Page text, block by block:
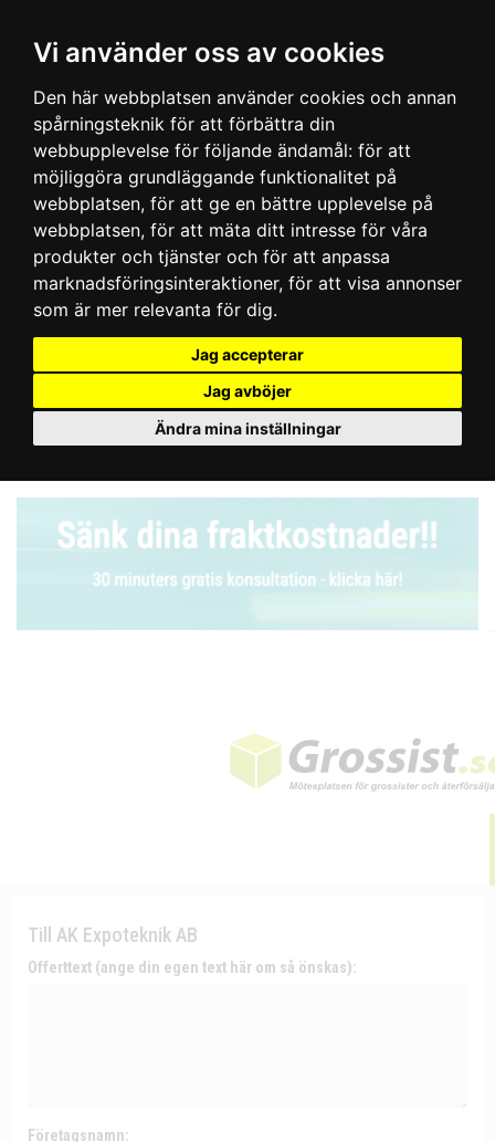
Vi använder oss av cookies
Den här webbplatsen använder cookies och annan
spårningsteknik för att förbättra din
webbupplevelse för följande ändamål: för att
möjliggöra grundläggande funktionalitet på
webbplatsen, för att ge en bättre upplevelse på
webbplatsen, för att mäta ditt intresse för våra
produkter och tjänster och för att anpassa
marknadsföringsinteraktioner, för att visa annonser
som är mer relevanta för dig.
Jag accepterar
Jag avböjer
Ändra mina inställningar
Till AK Expoteknik AB
Offerttext (ange din egen text här om så önskas):
Företagsnamn: